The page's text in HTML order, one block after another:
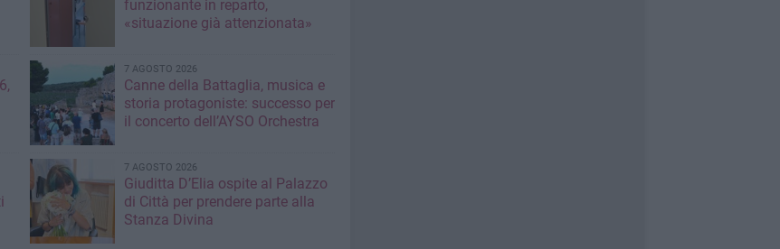
funzionante in reparto,
«situazione già attenzionata»
7 AGOSTO 2026
Canne della Battaglia, musica e
storia protagoniste: successo per
il concerto dell’AYSO Orchestra
7 AGOSTO 2026
Giuditta D’Elia ospite al Palazzo
di Città per prendere parte alla
Stanza Divina